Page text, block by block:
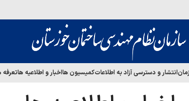
انتشار و دسترسی آزاد به اطلاعاتکمیسیون هااخبار و اطلاعیه هاتعرفه